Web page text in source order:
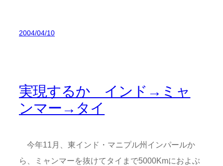
2004/04/10
実現するか インド→ミャ
ンマー→タイ
今年11月、東インド・マニプル州インパールか
ら、ミャンマーを抜けてタイまで5000Kmにおよぶ